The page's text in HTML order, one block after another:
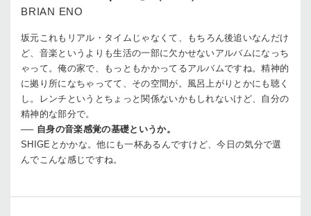
BRIAN ENO
坂元 これもリアル・タイムじゃなくて、もちろん後追いなんだけ
ど、音楽というよりも生活の一部に欠かせないアルバムになっち
ゃって。俺の家で、もっともかかってるアルバムですね。精神的
に拠り所になちゃってて、その空間が。風呂上がりとかにも聴く
し。レンチというとちょっと関係ないかもしれないけど、自分の
精神的な部分で。
── 自身の音楽感覚の基礎というか。
SHIGE とかかな。他にも一杯あるんですけど、今日の気分で選
んでこんな感じですね。